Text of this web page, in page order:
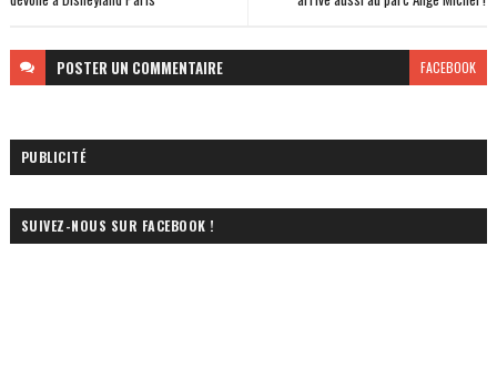
POSTER UN COMMENTAIRE FACEBOOK
PUBLICITÉ
SUIVEZ-NOUS SUR FACEBOOK !